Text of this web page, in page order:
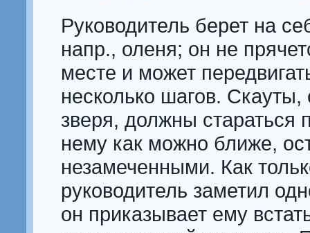
Руководитель берет на
напр., оленя; он не
месте и может
несколько шагов.
зверя, должны стараться
нему как можно ближе,
незамеченными. Как
руководитель заметил
он приказывает ему